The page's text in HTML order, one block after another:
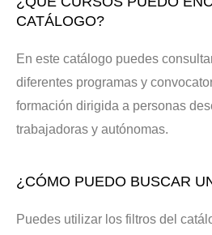
CATÁLOGO?
En este catálogo puedes
diferentes programas y
formación dirigida a personas
trabajadoras y autónomas.
¿CÓMO PUEDO BUSCAR
Puedes utilizar los filtros del